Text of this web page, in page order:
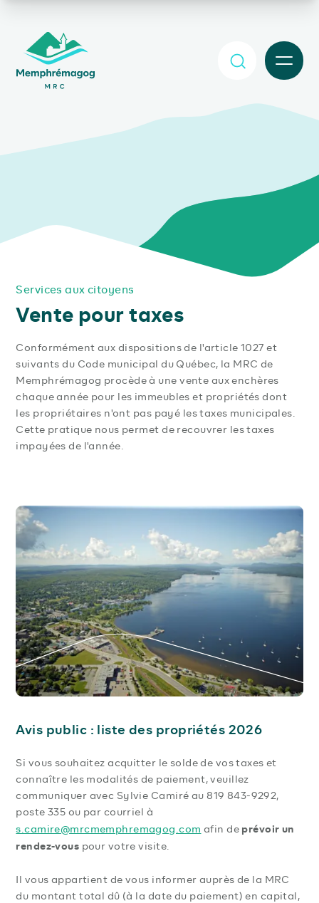
MENU
Services aux citoyens
Vente pour taxes
Conformément aux dispositions de l'article 1027 et
suivants du Code municipal du Québec, la MRC de
Memphrémagog procède à une vente aux enchères
chaque année pour les immeubles et propriétés dont
les propriétaires n'ont pas payé les taxes municipales.
Cette pratique nous permet de recouvrer les taxes
impayées de l'année.
Avis public : liste des propriétés 2026
Si vous souhaitez acquitter le solde de vos taxes et
connaître les modalités de paiement, veuillez
communiquer avec Sylvie Camiré au 819 843-9292,
poste 335 ou par courriel à
s.camire@mrcmemphremagog.com afin de prévoir un
rendez-vous pour votre visite.
Il vous appartient de vous informer auprès de la MRC
du montant total dû (à la date du paiement) en capital,